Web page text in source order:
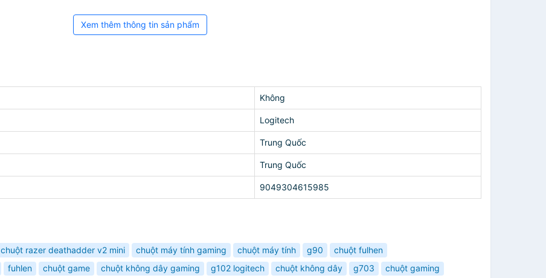
Xem thêm thông tin sản phẩm
Không
Logitech
Trung Quốc
Trung Quốc
9049304615985
chuột razer deathadder v2 mini chuột máy tính gaming chuột máy tính g90
chuột fulhen
fuhlen chuột game chuột không dây gaming g102 logitech chuột không dây g703
chuột gaming